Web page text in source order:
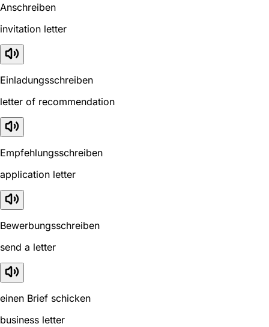
Anschreiben
invitation letter
Einladungsschreiben
letter of recommendation
Empfehlungsschreiben
application letter
Bewerbungsschreiben
send a letter
einen Brief schicken
business letter